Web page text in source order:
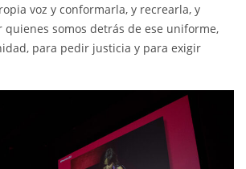
voz y conformarla, y recrearla, y
quienes somos detrás de ese uniforme,
para pedir justicia y para exigir